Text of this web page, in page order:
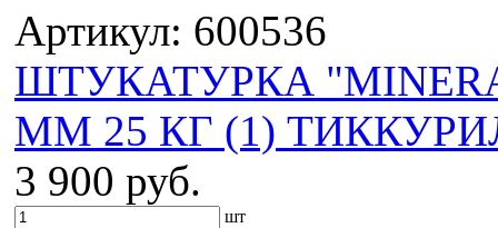
Артикул: 600536
ШТУКАТУРКА
ММ 25 КГ (1)
3 900 руб.
шт